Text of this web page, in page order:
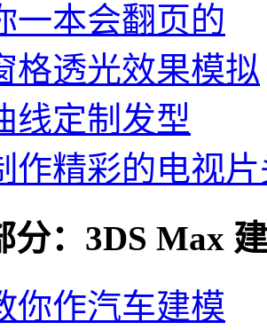
一本会翻页的
格透光效果模拟
线定制发型
作精彩的电视
分：3DS Max
你作汽车建模